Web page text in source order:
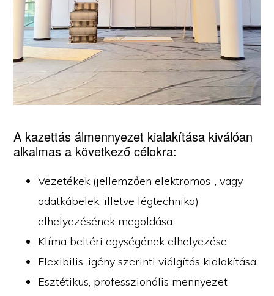
A kazettás álmennyezet kialakítása kiválóan
alkalmas a következő célokra:
Vezetékek (jellemzően elektromos-, vagy
adatkábelek, illetve légtechnika)
elhelyezésének megoldása
Klíma beltéri egységének elhelyezése
Flexibilis, igény szerinti viálgítás kialakítása
Esztétikus, professzionális mennyezet